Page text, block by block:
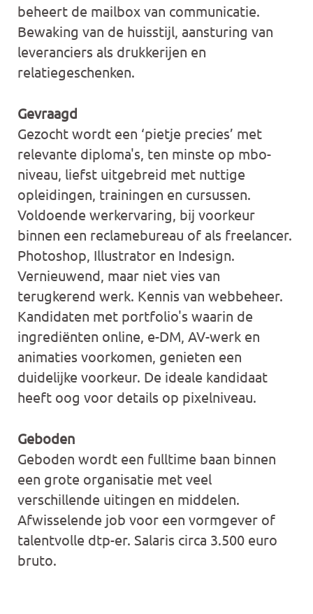
beheert de mailbox van communicatie.
Bewaking van de huisstijl, aansturing van
leveranciers als drukkerijen en
relatiegeschenken.
Gevraagd
Gezocht wordt een ‘pietje precies’ met
relevante diploma's, ten minste op mbo-
niveau, liefst uitgebreid met nuttige
opleidingen, trainingen en cursussen.
Voldoende werkervaring, bij voorkeur
binnen een reclamebureau of als freelancer.
Photoshop, Illustrator en Indesign.
Vernieuwend, maar niet vies van
terugkerend werk. Kennis van webbeheer.
Kandidaten met portfolio's waarin de
ingrediënten online, e-DM, AV-werk en
animaties voorkomen, genieten een
duidelijke voorkeur. De ideale kandidaat
heeft oog voor details op pixelniveau.
Geboden
Geboden wordt een fulltime baan binnen
een grote organisatie met veel
verschillende uitingen en middelen.
Afwisselende job voor een vormgever of
talentvolle dtp-er. Salaris circa 3.500 euro
bruto.